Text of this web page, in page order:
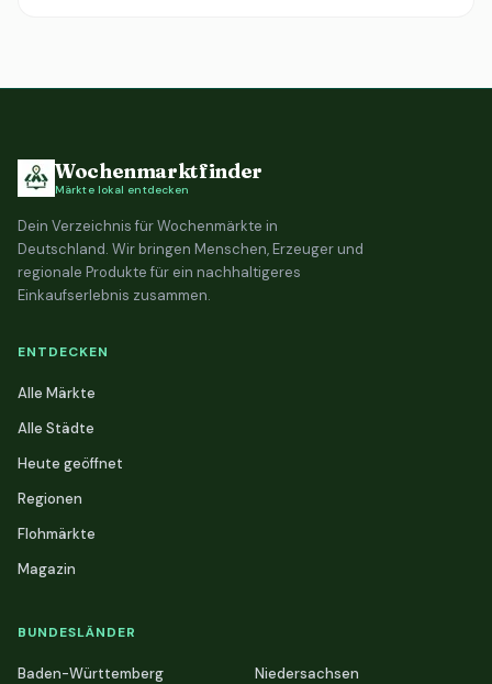
Wochenmarktfinder
Märkte lokal entdecken
Dein Verzeichnis für Wochenmärkte in
Deutschland. Wir bringen Menschen, Erzeuger und
regionale Produkte für ein nachhaltigeres
Einkaufserlebnis zusammen.
ENTDECKEN
Alle Märkte
Alle Städte
Heute geöffnet
Regionen
Flohmärkte
Magazin
BUNDESLÄNDER
Baden-Württemberg
Niedersachsen